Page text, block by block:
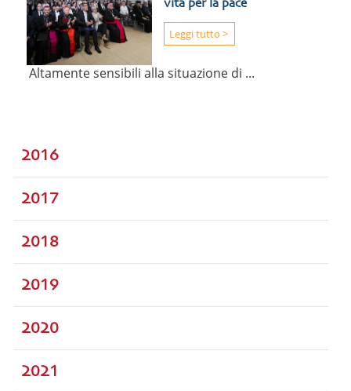
vita per la pace
Altamente sensibili alla situazione di ...
Leggi tutto >
2016
2017
2018
2019
2020
2021